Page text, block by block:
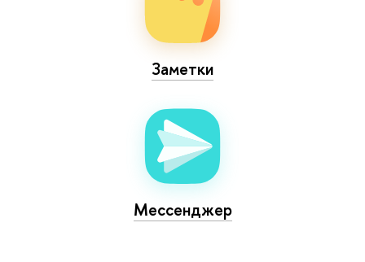
Заметки
Мессенджер